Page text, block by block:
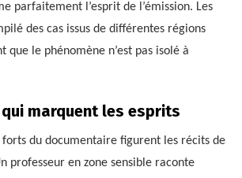
parfaitement l’esprit de l’émission. Les
des cas issus de différentes régions
que le phénomène n’est pas isolé à
marquent les esprits
du documentaire figurent les récits de
professeur en zone sensible raconte